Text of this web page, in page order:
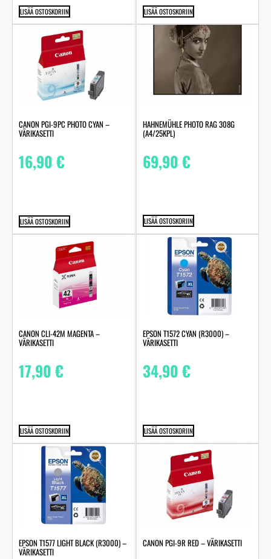
LISÄÄ OSTOSKORIIN LISÄÄ OSTOSKORIIN
CANON PGI-9PC PHOTO CYAN –
VÄRIKASETTI
16,90€
LISÄÄ OSTOSKORIIN
HAHNEMÜHLE PHOTO RAG 308G
(A4/25KPL)
69,90€
LISÄÄ OSTOSKORIIN
CANON CLI-42M MAGENTA –
VÄRIKASETTI
17,90€
LISÄÄ OSTOSKORIIN
EPSON T1572 CYAN (R3000) –
VÄRIKASETTI
34,90€
LISÄÄ OSTOSKORIIN
EPSON T1577 LIGHT BLACK (R3000) –
VÄRIKASETTI
CANON PGI-9R RED – VÄRIKASETTI